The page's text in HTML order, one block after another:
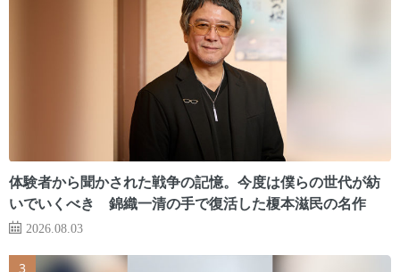
体験者から聞かされた戦争の記憶。今度は僕らの世代が紡
いでいくべき 錦織一清の手で復活した榎本滋民の名作
2026.08.03